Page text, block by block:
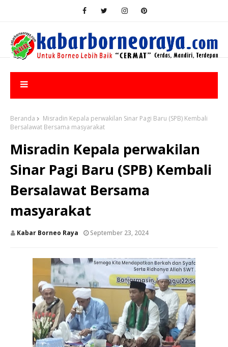
Beranda
Misradin Kepala perwakilan Sinar Pagi Baru (SPB) Kembali
Bersalawat Bersama masyarakat
Misradin Kepala perwakilan
Sinar Pagi Baru (SPB) Kembali
Bersalawat Bersama
masyarakat
Kabar Borneo Raya September 23, 2024